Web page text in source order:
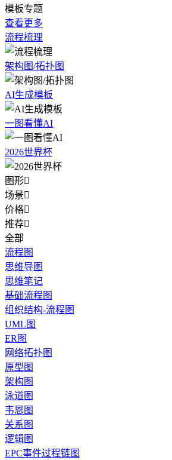
模板专题
查看更多
流程梳理
架构图/拓扑图
AI生成模板
一图看懂AI
2026世界杯
图形
场景
价格
推荐
全部
流程图
思维导图
思维笔记
基础流程图
组织结构-流程图
UML图
ER图
网络拓扑图
原型图
架构图
泳道图
韦恩图
关系图
逻辑图
EPC事件过程链图